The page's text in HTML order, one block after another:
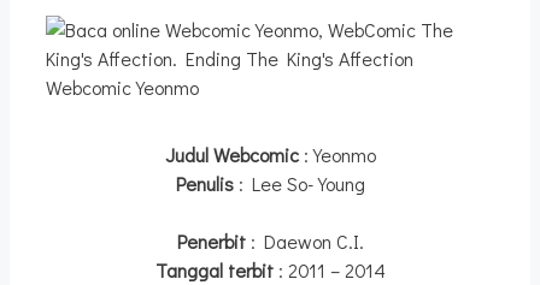
Webcomic Yeonmo
Judul Webcomic: Yeonmo
Penulis : Lee So-Young
Penerbit : Daewon C.I.
Tanggal terbit : 2011 – 2014